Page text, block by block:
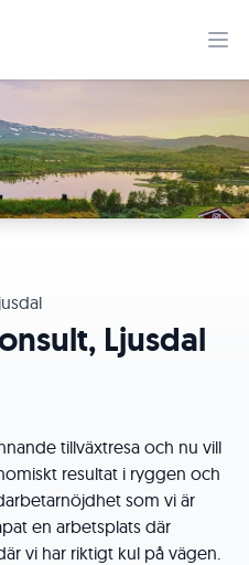
Ljusdal
tillväxtresa och nu vill
resultat i ryggen och
som vi är
en arbetsplats där
vi har riktigt kul på vägen.